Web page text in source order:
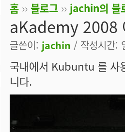
현재 위치
홈 ›› 블로그 ›› jachin의 블
aKademy 2008
글쓴이: jachin / 작성시간:
국내에서 Kubuntu 를 사
니다.